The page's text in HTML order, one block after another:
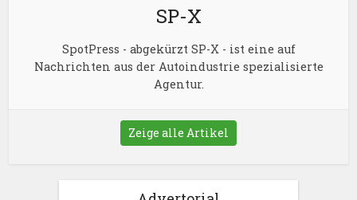
SP-X
SpotPress - abgekürzt SP-X - ist eine auf
Nachrichten aus der Autoindustrie spezialisierte
Agentur.
Zeige alle Artikel